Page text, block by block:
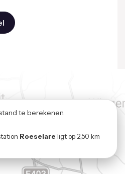
te berekenen.
Roeselare ligt op 2,50 km